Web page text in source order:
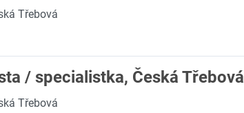
Třebová
/ specialistka, Česká Třebová
Třebová